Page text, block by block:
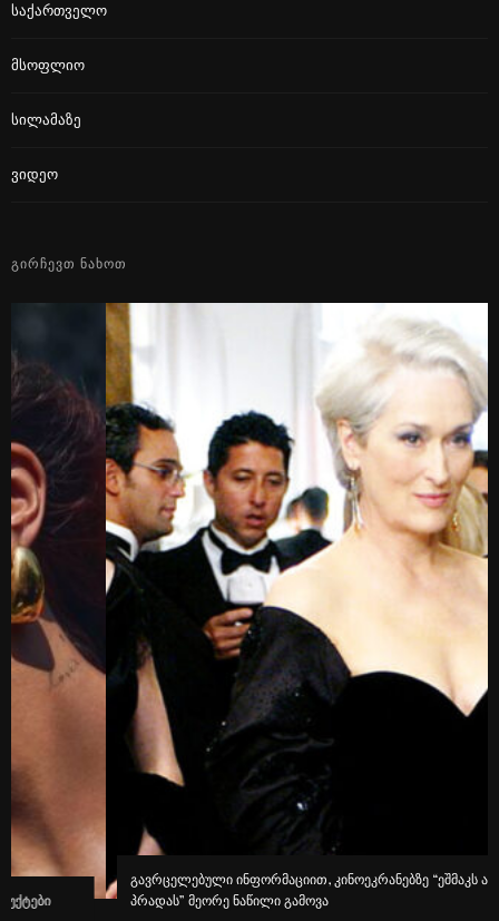
Საქართველო
Მსოფლიო
Სილამაზე
Ვიდეო
ᲒᲘᲠᲩᲔᲕᲗ ᲜᲐᲮᲝᲗ
გავრცელებული ინფორმაციით, კინოეკრანებზე “ეშმაკს აცვია
პრადას” მეორე ნაწილი გამოვა